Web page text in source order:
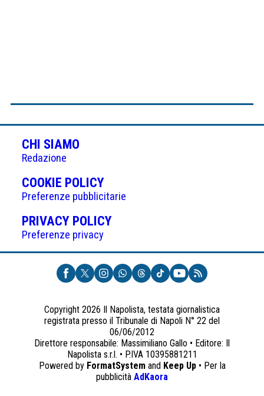
CHI SIAMO
Redazione
COOKIE POLICY(APRE
IN
UNA
NUOVA
Preferenze pubblicitarie
PRIVACY POLICY(APRE
UNA
NUOVA
SCHEDA)
Preferenze privacy
Copyright 2026 Il Napolista, testata giornalistica
registrata presso il Tribunale di Napoli N° 22 del
06/06/2012
Direttore responsabile: Massimiliano Gallo • Editore: Il
Napolista s.r.l. • P.IVA 10395881211
Powered by FormatSystemand Keep Up• Per la
pubblicità AdKaora